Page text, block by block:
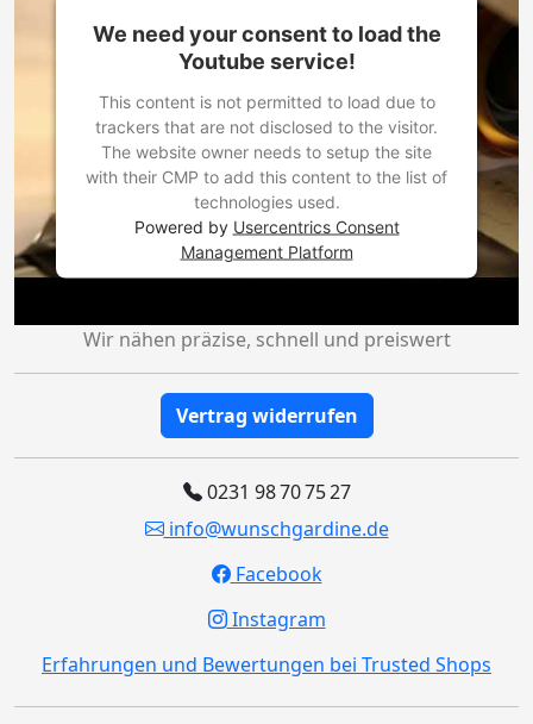
We need your consent to load the
Youtube service!
This content is not permitted to load due to
trackers that are not disclosed to the visitor.
The website owner needs to setup the site
with their CMP to add this content to the list of
technologies used.
Powered by Usercentrics Consent
Management Platform
Wir nähen präzise, schnell und preiswert
Vertrag widerrufen
0231 98 70 75 27
info@wunschgardine.de
Facebook
Instagram
Erfahrungen und Bewertungen bei Trusted Shops